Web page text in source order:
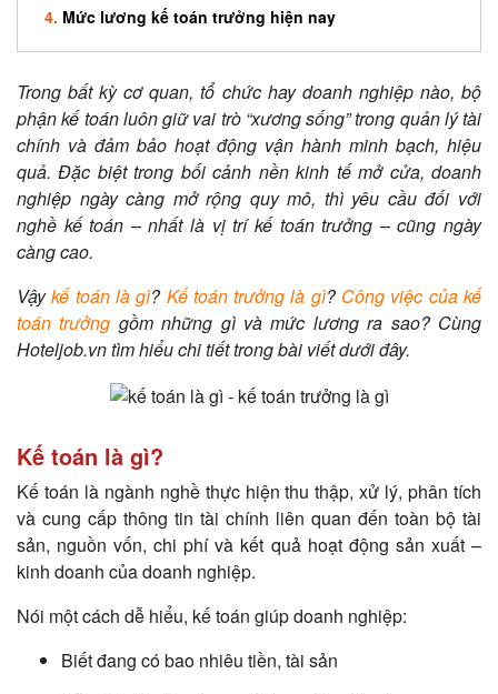
Mức lương kế toán trưởng hiện nay
Trong bất kỳ cơ quan, tổ chức hay doanh nghiệp nào, bộ
phận kế toán luôn giữ vai trò “xương sống” trong quản lý tài
chính và đảm bảo hoạt động vận hành minh bạch, hiệu
quả. Đặc biệt trong bối cảnh nền kinh tế mở cửa, doanh
nghiệp ngày càng mở rộng quy mô, thì yêu cầu đối với
nghề kế toán – nhất là vị trí kế toán trưởng – cũng ngày
càng cao.
Vậykế toán là gì? Kế toán trưởng là gì? Công việc của kế
toán trưởng gồm những gì và mức lương ra sao? Cùng
Hoteljob.vn tìm hiểu chi tiết trong bài viết dưới đây.
Kế toán là gì?
Kế toán là ngành nghề thực hiện thu thập, xử lý, phân tích
và cung cấp thông tin tài chính liên quan đến toàn bộ tài
sản, nguồn vốn, chi phí và kết quả hoạt động sản xuất –
kinh doanh của doanh nghiệp.
Nói một cách dễ hiểu, kế toán giúp doanh nghiệp:
Biết đang có bao nhiêu tiền, tài sản